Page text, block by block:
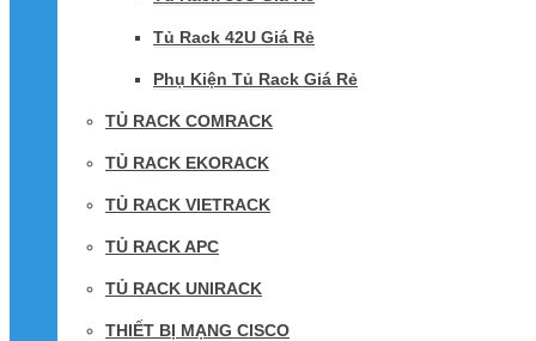
Tủ Rack 42U Giá Rẻ
Phụ Kiện Tủ Rack Giá Rẻ
TỦ RACK COMRACK
TỦ RACK EKORACK
TỦ RACK VIETRACK
TỦ RACK APC
TỦ RACK UNIRACK
THIẾT BỊ MẠNG CISCO